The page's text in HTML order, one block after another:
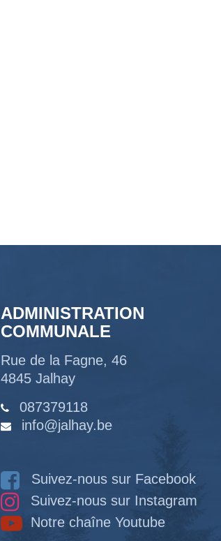
ADMINISTRATION
COMMUNALE
Rue de la Fagne, 46
4845 Jalhay
087379118
info@jalhay.be
Suivez-nous sur Facebook
Suivez-nous sur Instagram
Notre chaîne Youtube